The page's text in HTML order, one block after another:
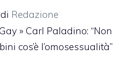
di Redazione
» Carl Paladino: “Non
cos’è l’omosessualità”